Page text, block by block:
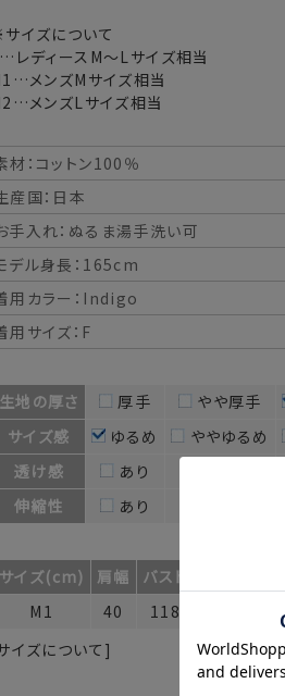
イズについて
レディースM～Lサイズ相当
メンズMサイズ相当
メンズLサイズ相当
材：コットン100％
産国：日本
手入れ：ぬるま湯手洗い可
デル身長：165cm
用カラー：Indigo
用サイズ：F
生地の厚さ 厚手 やや厚手
サイズ感
ゆるめ ややゆるめ
透け感
あり
伸縮性
あり
サイズ(cm) 肩幅 バスト
M1
40 118
イズについて]